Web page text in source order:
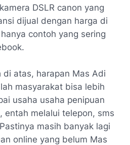
DSLR canon yang
dijual dengan harga di
contoh yang sering
atas, harapan Mas Adi
masyarakat bisa lebih
usaha usaha penipuan
entah melalui telepon, sms
masih banyak lagi
online yang belum Mas